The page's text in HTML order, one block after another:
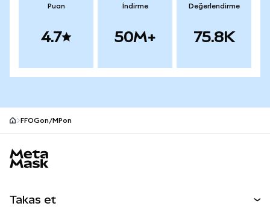
Puan
4.7
İndirme
50M+
Değerlendirme
75.8K
FFOGon/MPon
Takas et